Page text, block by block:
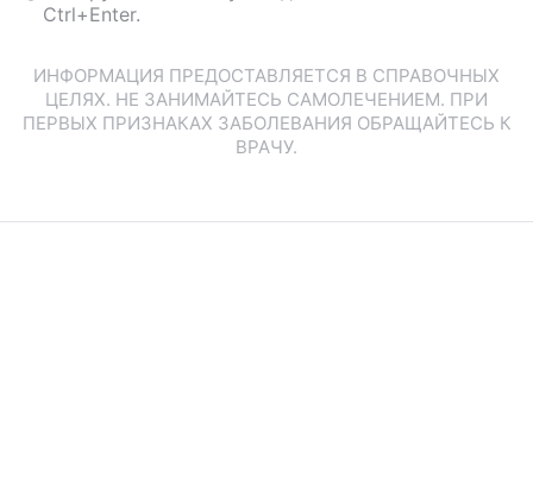
Ctrl+Enter.
ИНФОРМАЦИЯ ПРЕДОСТАВЛЯЕТСЯ В СПРАВОЧНЫХ
ЦЕЛЯХ. НЕ ЗАНИМАЙТЕСЬ САМОЛЕЧЕНИЕМ. ПРИ
ПЕРВЫХ ПРИЗНАКАХ ЗАБОЛЕВАНИЯ ОБРАЩАЙТЕСЬ К
ВРАЧУ.